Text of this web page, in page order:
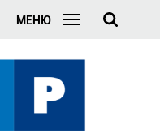
МЕНЮ